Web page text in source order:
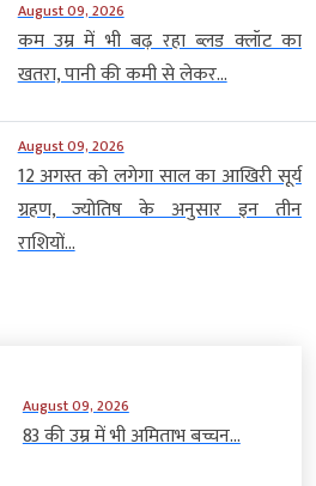
August 09, 2026
कम उम्र में भी बढ़ रहा ब्लड क्लॉट का
खतरा, पानी की कमी से लेकर...
August 09, 2026
12 अगस्त को लगेगा साल का आखिरी सूर्य
ग्रहण, ज्योतिष के अनुसार इन तीन
राशियों...
August 09, 2026
83 की उम्र में भी अमिताभ बच्चन...